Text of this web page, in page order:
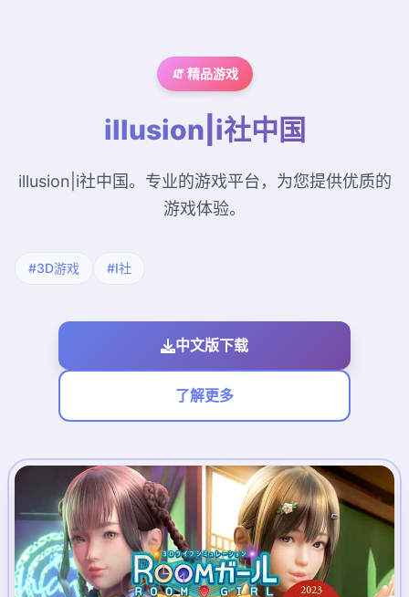
🧯 精品游戏
illusion|i社中国
illusion|i社中国。专业的游戏平台，为您提供优质的
游戏体验。
#3D游戏 #I社
中文版下载
了解更多